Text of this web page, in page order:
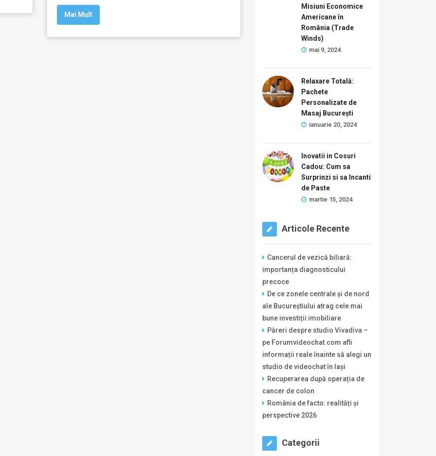
Mai Mult
Misiuni Economice
Americane în
România (Trade
Winds)
mai 9, 2024
Relaxare Totală:
Pachete
Personalizate de
Masaj București
ianuarie 20, 2024
Inovatii in Cosuri
Cadou: Cum sa
Surprinzi si sa Incanti
de Paste
martie 15, 2024
Articole Recente
Cancerul de vezică biliară:
importanța diagnosticului
precoce
De ce zonele centrale și de nord
ale Bucureștiului atrag cele mai
bune investiții imobiliare
Păreri despre studio Vivadiva –
pe Forumvideochat.com afli
informații reale înainte să alegi un
studio de videochat în Iași
Recuperarea după operația de
cancer de colon
România de facto: realități și
perspective 2026
Categorii